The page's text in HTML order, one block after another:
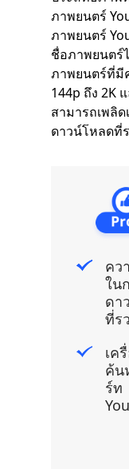
ภาพยนตร์
ภาพยนตร์
ชื่อภาพยนตร์
ภาพยนตร์ที่มี
144p ถึง 2K
สามารถเพลิ
ดาวน์โหลดที่
คว
ใน
ดา
ที่ร
เค
ค้น
ร์ท